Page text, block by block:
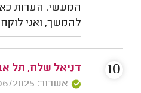
המעשי. הערות
להמשך, ואני לוקח
דניאל שלח, תל
אשרור: 22/06/2025
10